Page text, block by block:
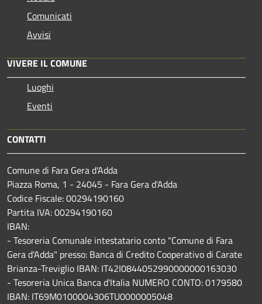
Comunicati
Avvisi
VIVERE IL COMUNE
Luoghi
Eventi
CONTATTI
Comune di Fara Gera d'Adda
Piazza Roma, 1 - 24045 - Fara Gera d'Adda
Codice Fiscale: 00294190160
Partita IVA: 00294190160
IBAN:
- Tesoreria Comunale intestatario conto "Comune di Fara
Gera d'Adda" presso: Banca di Credito Cooperativo di Carate
Brianza-Treviglio IBAN: IT42I0844052990000000163030
- Tesoreria Unica Banca d'Italia NUMERO CONTO: 0179580
IBAN: IT69M0100004306TU0000005048